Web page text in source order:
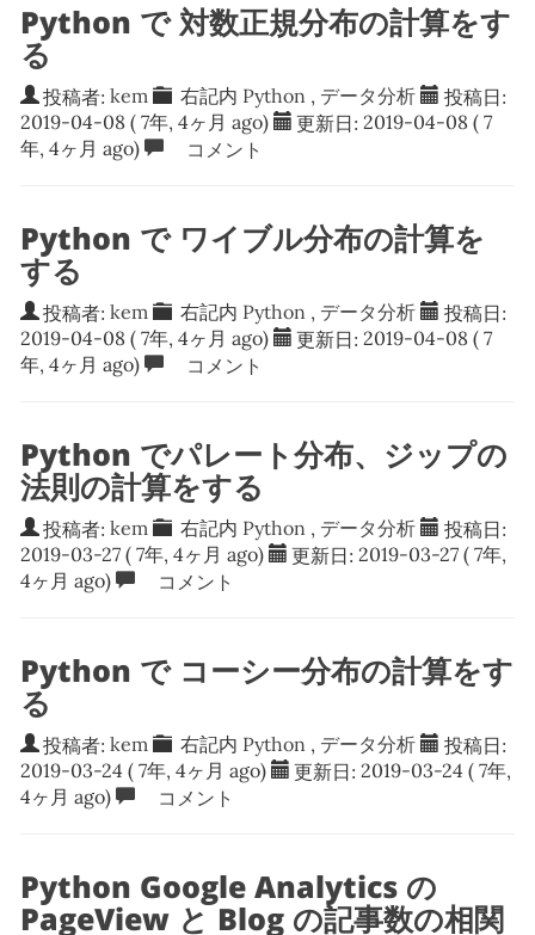
Python で 対数正規分布の計算をす
る
投稿者: kem 右記内 Python , データ分析 投稿日:
2019-04-08 ( 7年, 4ヶ月 ago) 更新日: 2019-04-08 ( 7
年, 4ヶ月 ago)
コメント
Python で ワイブル分布の計算を
する
投稿者: kem 右記内 Python , データ分析 投稿日:
2019-04-08 ( 7年, 4ヶ月 ago) 更新日: 2019-04-08 ( 7
年, 4ヶ月 ago)
コメント
Python でパレート分布、ジップの
法則の計算をする
投稿者: kem 右記内 Python , データ分析 投稿日:
2019-03-27 ( 7年, 4ヶ月 ago) 更新日: 2019-03-27 ( 7年,
4ヶ月 ago)
コメント
Python で コーシー分布の計算をす
る
投稿者: kem 右記内 Python , データ分析 投稿日:
2019-03-24 ( 7年, 4ヶ月 ago) 更新日: 2019-03-24 ( 7年,
4ヶ月 ago)
コメント
Python Google Analytics の
PageView と Blog の記事数の相関